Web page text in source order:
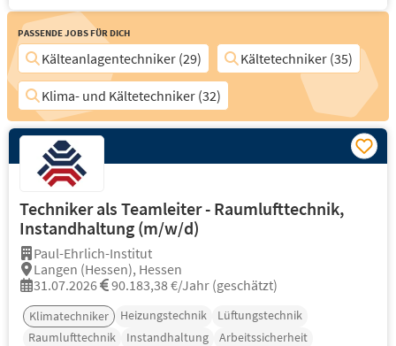
Passende Jobs für Dich
Kälteanlagentechniker (29)
Kältetechniker (35)
Klima- und Kältetechniker (32)
Techniker als Teamleiter - Raumlufttechnik,
Instandhaltung (m/w/d)
Paul-Ehrlich-Institut
Langen (Hessen), Hessen
31.07.2026
90.183,38 €/Jahr (geschätzt)
Klimatechniker Heizungstechnik
Lüftungstechnik
Raumlufttechnik
Instandhaltung
Arbeitssicherheit